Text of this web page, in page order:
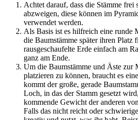
Achtet darauf, dass die Stämme
abzweigen, diese können im
verwendet werden.
Als Basis ist es hilfreich eine runde
die Baumstämme später ihren Platz
rausgeschaufelte Erde einfach am
ganz am Ende.
Um die Baumstämme und Äste zur
platzieren zu können, braucht es
kommt der große, gerade
Loch, in das der Stamm gesetzt
kommende Gewicht der anderen
Falls das nicht reicht oder